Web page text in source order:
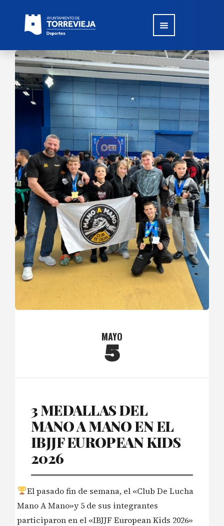
MAYO
5
3 MEDALLAS DEL
MANO A MANO EN EL
IBJJF EUROPEAN KIDS
2026
El pasado fin de semana, el «Club De Lucha
Mano A Mano»y 5 de sus integrantes
participaron en el «IBJJF European Kids 2026»